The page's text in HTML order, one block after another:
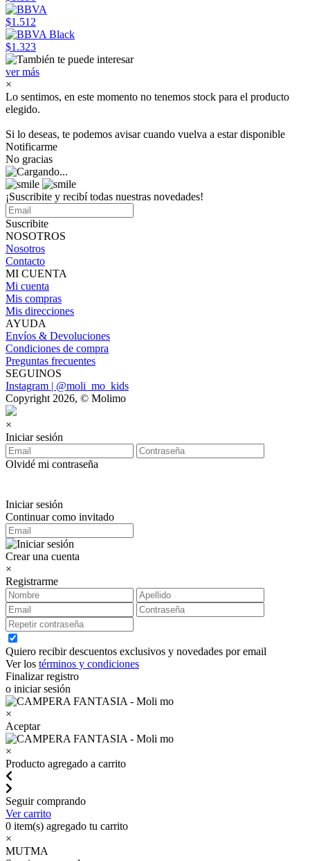
$1.512
$1.323
ver más
×
Lo sentimos, en este momento no tenemos stock para el producto
elegido.
Si lo deseas, te podemos avisar cuando vuelva a estar disponible
Notificarme
No gracias
¡Suscribite y recibí todas nuestras novedades!
Suscribite
NOSOTROS
Nosotros
Contacto
MI CUENTA
Mi cuenta
Mis compras
Mis direcciones
AYUDA
Envíos & Devoluciones
Condiciones de compra
Preguntas frecuentes
SEGUINOS
Instagram | @moli_mo_kids
Copyright 2026, © Molimo
×
Iniciar sesión
Olvidé mi contraseña
Iniciar sesión
Continuar como invitado
Crear una cuenta
×
Registrarme
Quiero recibir descuentos exclusivos y novedades por email
Ver los términos y condiciones
Finalizar registro
o iniciar sesión
×
Aceptar
×
Producto agregado a carrito
Seguir comprando
Ver carrito
0 item(s) agregado tu carrito
×
MUTMA